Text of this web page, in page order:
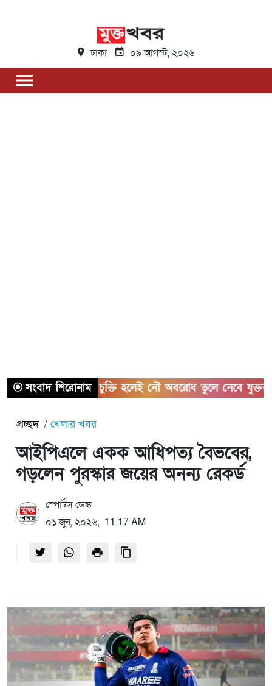
ঢাকা ০৯ আগস্ট, ২০২৬
সংবাদ শিরোনাম
হরমুজ চুক্তি হলেই নৌ অবরোধ তুলে নেবে যুক্তরাষ্ট্র
প্রচ্ছদ খেলার খবর
আইপিএলে একক আধিপত্য বৈভবের,
গড়লেন পুরস্কার জয়ের অনন্য রেকর্ড
স্পোর্টস ডেস্ক
০১ জুন, ২০২৬, 11:17 AM